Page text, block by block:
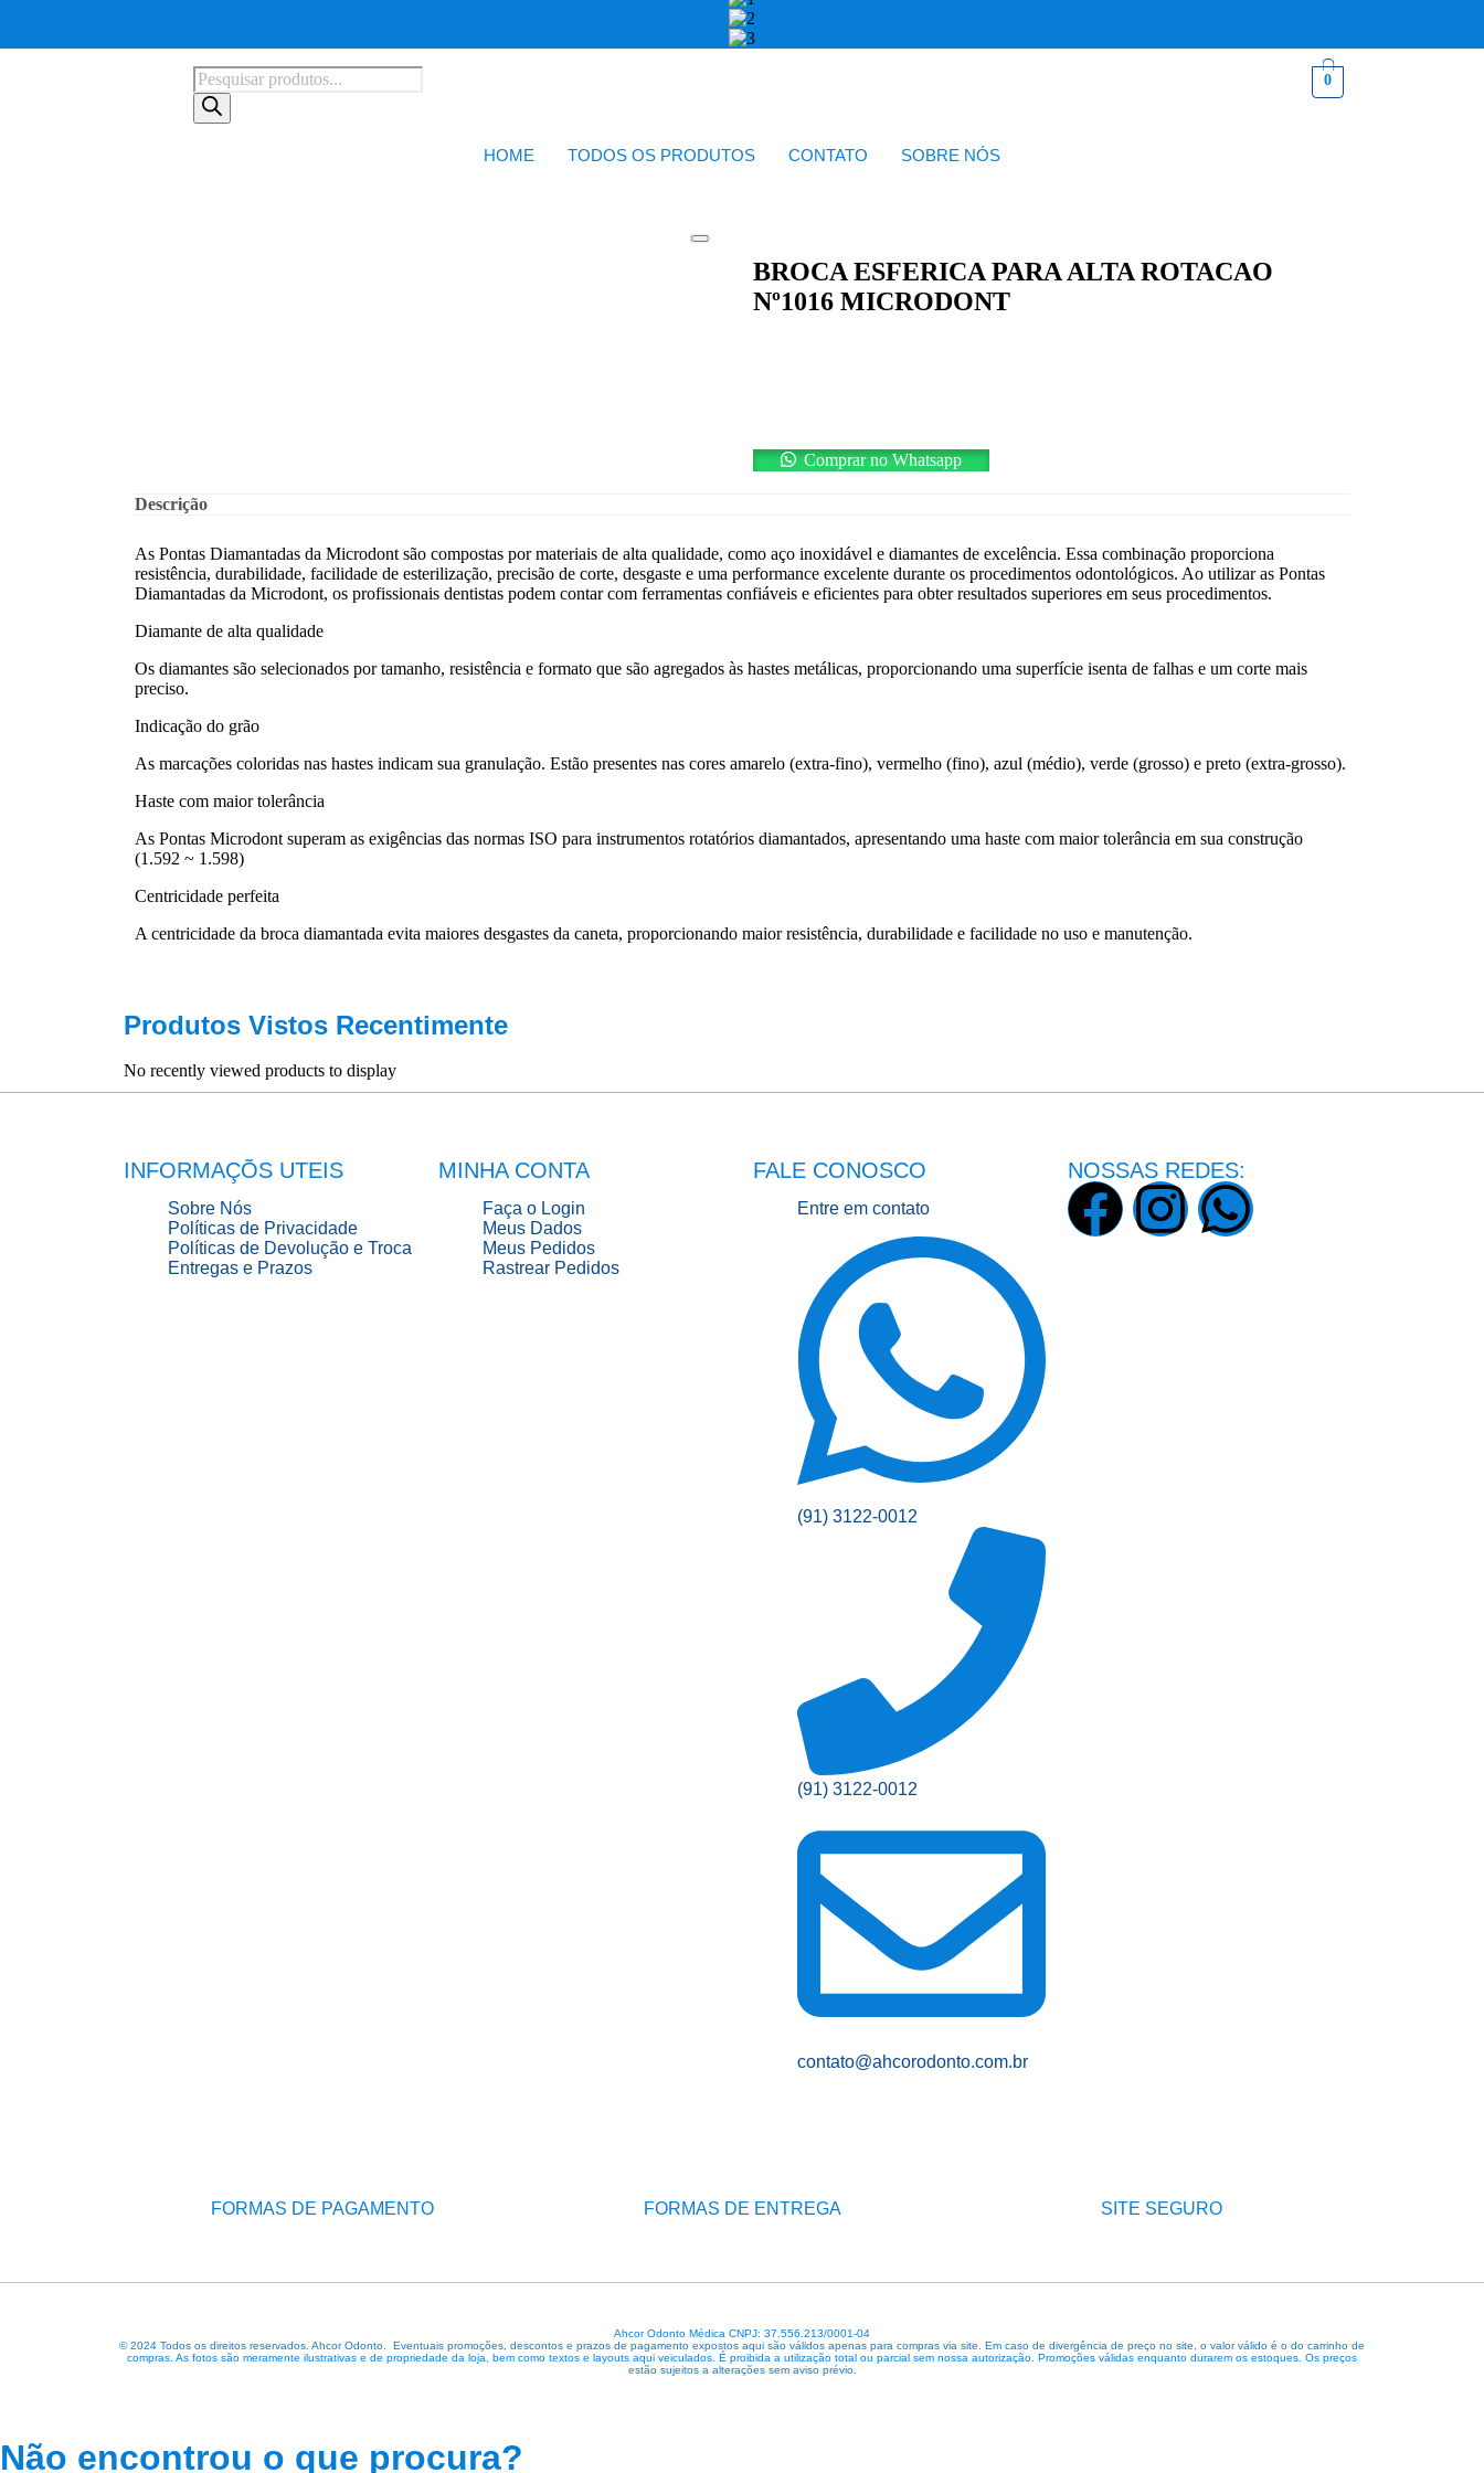
0
HOME TODOS OS PRODUTOS CONTATO SOBRE NÓS
BROCA ESFERICA PARA ALTA ROTACAO
Nº1016 MICRODONT
Comprar no Whatsapp
Descrição
As Pontas Diamantadas da Microdont são compostas por materiais de alta qualidade, como aço inoxidável e diamantes de excelência. Essa combinação proporciona
resistência, durabilidade, facilidade de esterilização, precisão de corte, desgaste e uma performance excelente durante os procedimentos odontológicos. Ao utilizar as Pontas
Diamantadas da Microdont, os profissionais dentistas podem contar com ferramentas confiáveis e eficientes para obter resultados superiores em seus procedimentos.
Diamante de alta qualidade
Os diamantes são selecionados por tamanho, resistência e formato que são agregados às hastes metálicas, proporcionando uma superfície isenta de falhas e um corte mais
preciso.
Indicação do grão
As marcações coloridas nas hastes indicam sua granulação. Estão presentes nas cores amarelo (extra-fino), vermelho (fino), azul (médio), verde (grosso) e preto (extra-grosso).
Haste com maior tolerância
As Pontas Microdont superam as exigências das normas ISO para instrumentos rotatórios diamantados, apresentando uma haste com maior tolerância em sua construção
(1.592 ~ 1.598)
Centricidade perfeita
A centricidade da broca diamantada evita maiores desgastes da caneta, proporcionando maior resistência, durabilidade e facilidade no uso e manutenção.
Produtos Vistos Recentimente
No recently viewed products to display
INFORMAÇÕS UTEIS
Sobre Nós
Políticas de Privacidade
Políticas de Devolução e Troca
Entregas e Prazos
MINHA CONTA
Faça o Login
Meus Dados
Meus Pedidos
Rastrear Pedidos
FALE CONOSCO
Entre em contato
(91) 3122-0012
(91) 3122-0012
contato@ahcorodonto.com.br
NOSSAS REDES:
FORMAS DE PAGAMENTO FORMAS DE ENTREGA SITE SEGURO
Ahcor Odonto Médica CNPJ: 37.556.213/0001-04
© 2024 Todos os direitos reservados. Ahcor Odonto. Eventuais promoções, descontos e prazos de pagamento expostos aqui são válidos apenas para compras via site. Em caso de divergência de preço no site, o valor válido é o do carrinho de
compras. As fotos são meramente ilustrativas e de propriedade da loja, bem como textos e layouts aqui veiculados. É proibida a utilização total ou parcial sem nossa autorização. Promoções válidas enquanto durarem os estoques. Os preços
estão sujeitos a alterações sem aviso prévio.
Não encontrou o que procura?